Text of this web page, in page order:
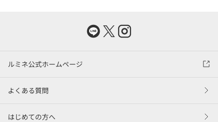
ルミネ公式ホームページ
よくある質問
はじめての方へ